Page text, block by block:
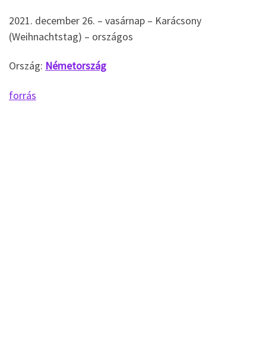
2021. december 26. – vasárnap – Karácsony
(Weihnachtstag) – országos
Ország: Németország
forrás